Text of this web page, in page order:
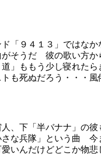
「９４１３」ではな
そうだ 彼の歌い方
」ももう少し寝れた
も死ぬだろう・・・風
人、下「半バナナ」の
な兵隊」という曲 今
いんだけどどこか物